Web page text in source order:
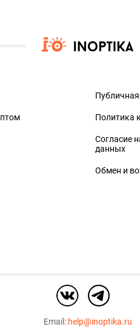
Политика
Согласие
данных
Обмен и
Email: help@inoptika.ru